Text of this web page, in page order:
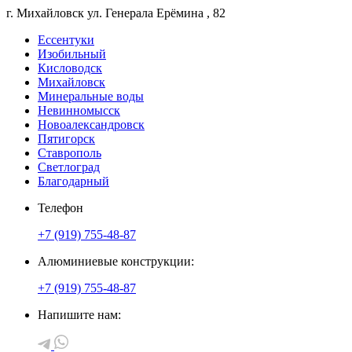
г. Михайловск ул. Генерала Ерёмина , 82
Ессентуки
Изобильный
Кисловодск
Михайловск
Минеральные воды
Невинномысск
Новоалександровск
Пятигорск
Ставрополь
Светлоград
Благодарный
Телефон
+7 (919) 755-48-87
Алюминиевые конструкции:
+7 (919) 755-48-87
Напишите нам: